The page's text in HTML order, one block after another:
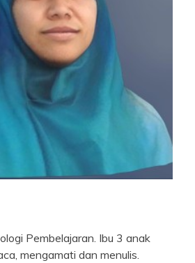
Pembelajaran. Ibu 3 anak
mengamati dan menulis.